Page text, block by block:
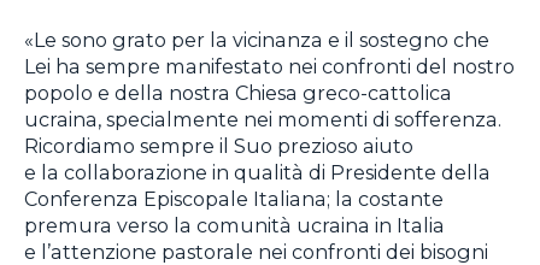
«Le sono grato per la vicinanza e il sostegno che
Lei ha sempre manifestato nei confronti del nostro
popolo e della nostra Chiesa greco-cattolica
ucraina, specialmente nei momenti di sofferenza.
Ricordiamo sempre il Suo prezioso aiuto
e la collaborazione in qualità di Presidente della
Conferenza Episcopale Italiana; la costante
premura verso la comunità ucraina in Italia
e l’attenzione pastorale nei confronti dei bisogni